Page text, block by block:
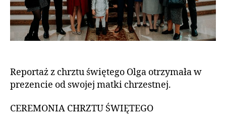
Reportaż z chrztu świętego Olga otrzymała w
prezencie od swojej matki chrzestnej.
CEREMONIA CHRZTU ŚWIĘTEGO